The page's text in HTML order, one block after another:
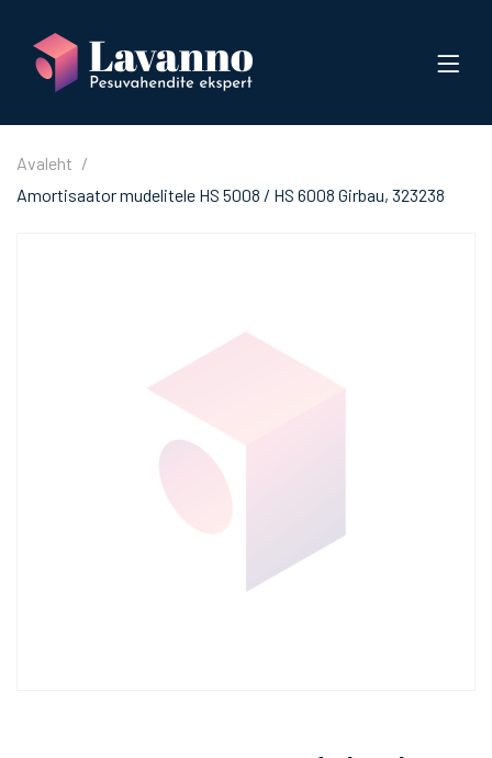
Avaleht
Amortisaator mudelitele HS 5008 / HS 6008 Girbau, 323238